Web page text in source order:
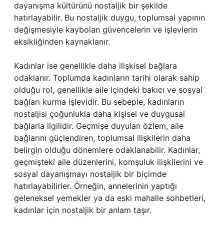
dayanışma kültürünü nostaljik bir şekilde
hatırlayabilir. Bu nostaljik duygu, toplumsal yapının
değişmesiyle kaybolan güvencelerin ve işlevlerin
eksikliğinden kaynaklanır.
Kadınlar ise genellikle daha ilişkisel bağlara
odaklanır. Toplumda kadınların tarihi olarak sahip
olduğu rol, genellikle aile içindeki bakıcı ve sosyal
bağları kurma işlevidir. Bu sebeple, kadınların
nostaljisi çoğunlukla daha kişisel ve duygusal
bağlarla ilgilidir. Geçmişe duyulan özlem, aile
bağlarını güçlendiren, toplumsal ilişkilerin daha
belirgin olduğu dönemlere odaklanabilir. Kadınlar,
geçmişteki aile düzenlerini, komşuluk ilişkilerini ve
sosyal dayanışmayı nostaljik bir biçimde
hatırlayabilirler. Örneğin, annelerinin yaptığı
geleneksel yemekler ya da eski mahalle sohbetleri,
kadınlar için nostaljik bir anlam taşır.